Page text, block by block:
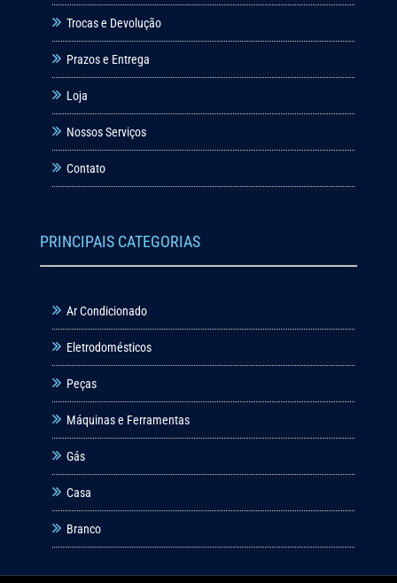
Trocas e Devolução
Prazos e Entrega
Loja
Nossos Serviços
Contato
PRINCIPAIS CATEGORIAS
Ar Condicionado
Eletrodomésticos
Peças
Máquinas e Ferramentas
Gás
Casa
Branco